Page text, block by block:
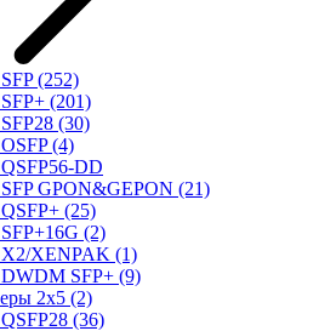
(252)
(201)
(30)
(4)
DD
GPON&GEPON (21)
(25)
(2)
XENPAK (1)
SFP+ (9)
2x5 (2)
(36)